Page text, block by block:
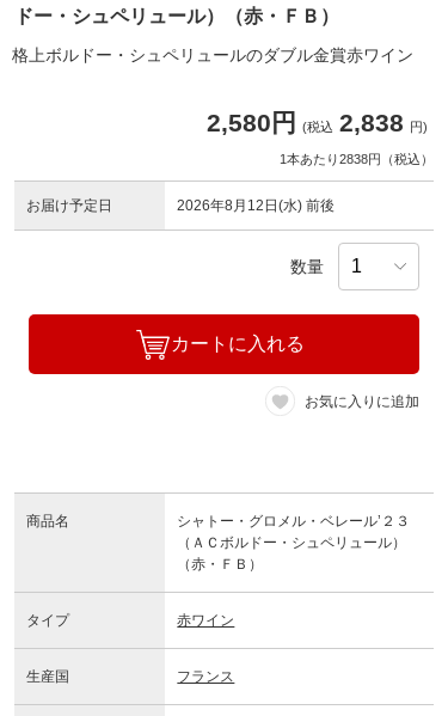
ドー・シュペリュール）（赤・ＦＢ）
格上ボルドー・シュペリュールのダブル金賞赤ワイン
2,580円 (税込 2,838 円)
1本あたり2838円（税込）
お届け予定日 2026年8月12日(水) 前後
数量
カートに入れる
お気に入りに追加
商品名
シャトー・グロメル・ベレール’２３
（ＡＣボルドー・シュペリュール）
（赤・ＦＢ）
タイプ 赤ワイン
生産国 フランス